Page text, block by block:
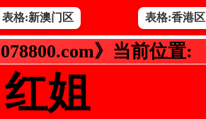
表格:新澳门区 表格:香港区
》当前位置:
红姐